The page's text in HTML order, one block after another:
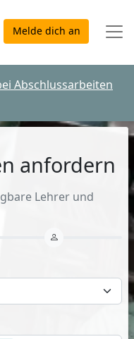
Melde dich an
Abschlussarbeiten
anfordern
Lehrer und